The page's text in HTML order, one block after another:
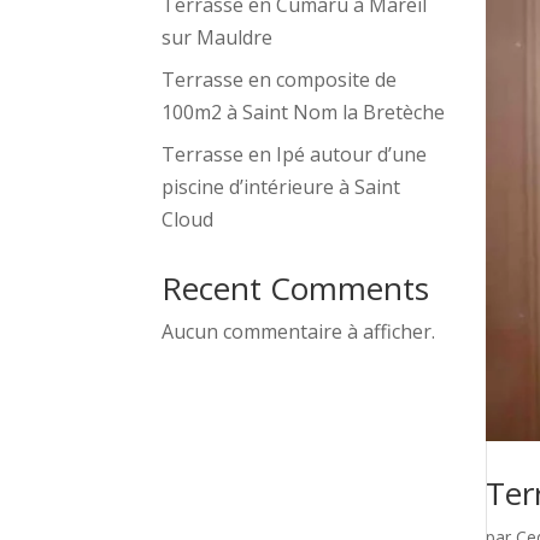
sur Mauldre
Terrasse en composite de
100m2 à Saint Nom la Bretèche
Terrasse en Ipé autour d’une
piscine d’intérieure à Saint
Cloud
Recent Comments
Aucun commentaire à afficher.